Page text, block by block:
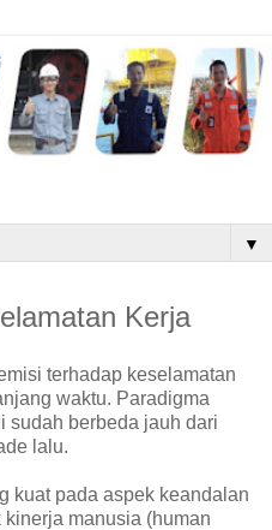
▼
Kerja
terhadap keselamatan
waktu. Paradigma
sudah berbeda jauh dari
lalu.
kuat pada aspek keandalan
manusia (human